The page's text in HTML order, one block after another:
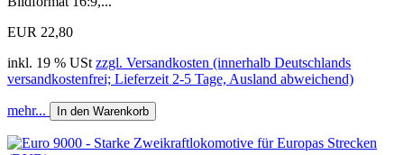
EUR 22,80
inkl. 19 % USt zzgl. Versandkosten (innerhalb Deutschlands
versandkostenfrei; Lieferzeit 2-5 Tage, Ausland abweichend)
mehr... In den Warenkorb